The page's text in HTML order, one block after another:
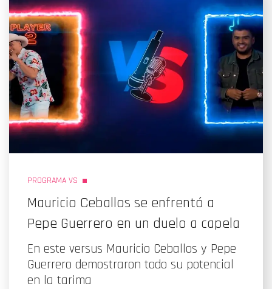
PROGRAMA VS
Mauricio Ceballos se enfrentó a
Pepe Guerrero en un duelo a capela
En este versus Mauricio Ceballos y Pepe
Guerrero demostraron todo su potencial
en la tarima